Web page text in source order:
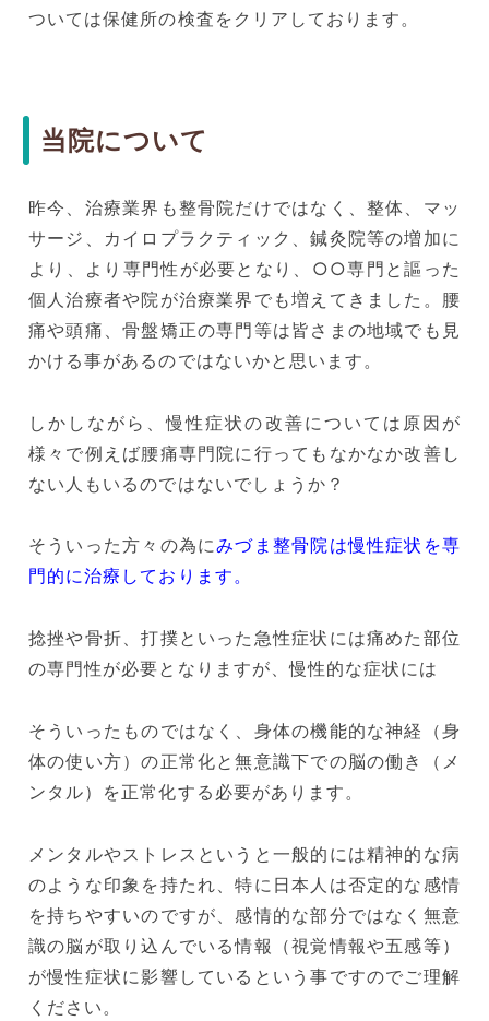
ついては保健所の検査をクリアしております。
当院について
昨今、治療業界も整骨院だけではなく、整体、マッ
サージ、カイロプラクティック、鍼灸院等の増加に
より、より専門性が必要となり、○○専門と謳った
個人治療者や院が治療業界でも増えてきました。腰
痛や頭痛、骨盤矯正の専門等は皆さまの地域でも見
かける事があるのではないかと思います。
しかしながら、慢性症状の改善については原因が
様々で例えば腰痛専門院に行ってもなかなか改善し
ない人もいるのではないでしょうか？
そういった方々の為にみづま整骨院は慢性症状を専
門的に治療しております。
捻挫や骨折、打撲といった急性症状には痛めた部位
の専門性が必要となりますが、慢性的な症状には
そういったものではなく、身体の機能的な神経（身
体の使い方）の正常化と無意識下での脳の働き（メ
ンタル）を正常化する必要があります。
メンタルやストレスというと一般的には精神的な病
のような印象を持たれ、特に日本人は否定的な感情
を持ちやすいのですが、感情的な部分ではなく無意
識の脳が取り込んでいる情報（視覚情報や五感等）
が慢性症状に影響しているという事ですのでご理解
ください。